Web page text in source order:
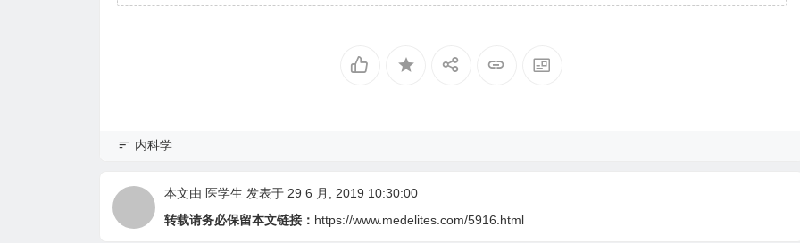
内科学
本文由 医学生 发表于 29 6 月, 2019 10:30:00
转载请务必保留本文链接： https://www.medelites.com/5916.html